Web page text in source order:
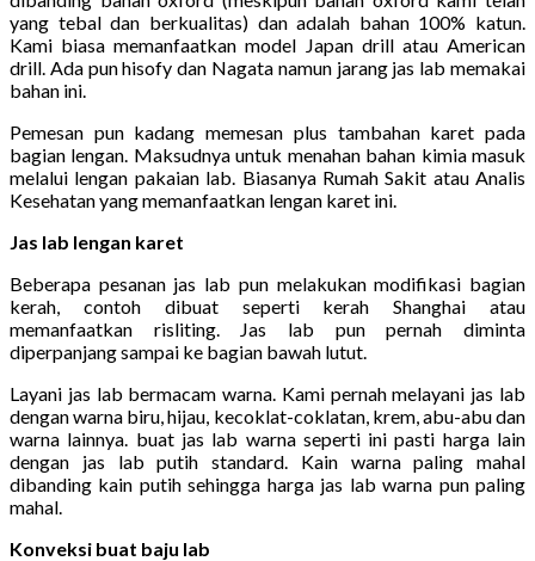
yang tebal dan berkualitas) dan adalah bahan 100% katun.
Kami biasa memanfaatkan model Japan drill atau American
drill. Ada pun hisofy dan Nagata namun jarang jas lab memakai
bahan ini.
Pemesan pun kadang memesan plus tambahan karet pada
bagian lengan. Maksudnya untuk menahan bahan kimia masuk
melalui lengan pakaian lab. Biasanya Rumah Sakit atau Analis
Kesehatan yang memanfaatkan lengan karet ini.
Jas lab lengan karet
Beberapa pesanan jas lab pun melakukan modifikasi bagian
kerah, contoh dibuat seperti kerah Shanghai atau
memanfaatkan risliting. Jas lab pun pernah diminta
diperpanjang sampai ke bagian bawah lutut.
Layani jas lab bermacam warna. Kami pernah melayani jas lab
dengan warna biru, hijau, kecoklat-coklatan, krem, abu-abu dan
warna lainnya. buat jas lab warna seperti ini pasti harga lain
dengan jas lab putih standard. Kain warna paling mahal
dibanding kain putih sehingga harga jas lab warna pun paling
mahal.
Konveksi buat baju lab